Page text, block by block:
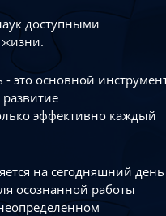
доступными
- это основной
эффективно каждый
на сегодняшний день
осознанной работы